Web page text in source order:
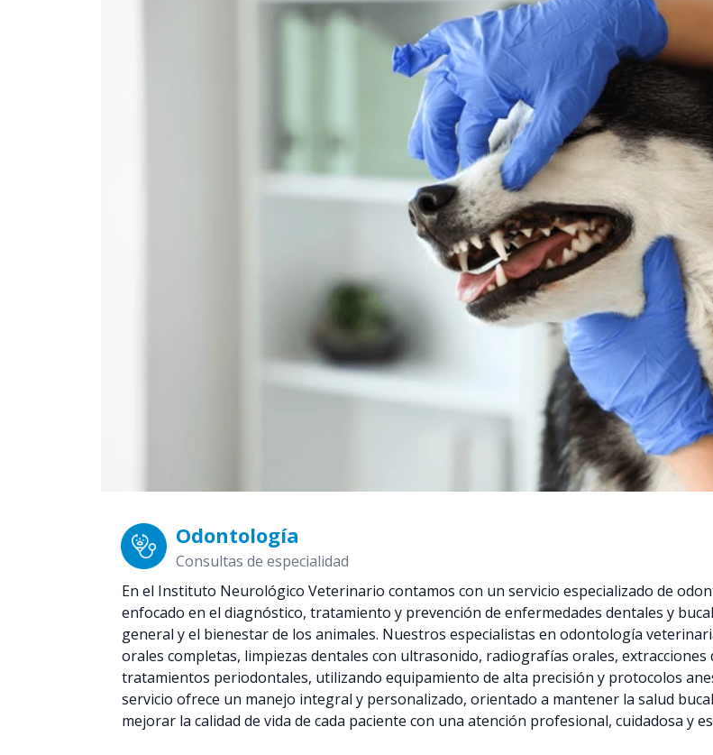
Odontología
Consultas de especialidad
En el Instituto Neurológico Veterinario contamos con un servicio especializado de
enfocado en el diagnóstico, tratamiento y prevención de enfermedades dentales y
general y el bienestar de los animales. Nuestros especialistas en odontología
orales completas, limpiezas dentales con ultrasonido, radiografías orales, extracciones
tratamientos periodontales, utilizando equipamiento de alta precisión y protocolos
servicio ofrece un manejo integral y personalizado, orientado a mantener la salud
mejorar la calidad de vida de cada paciente con una atención profesional, cuidadosa y